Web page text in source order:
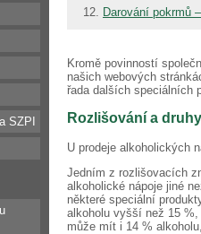
SZPI
Darování pokrmů
Kromě povinností
našich webových
řada dalších speciálních
Rozlišování a
U prodeje alkoholických
Jedním z rozlišovacích
alkoholické nápoje jiné
některé speciální
alkoholu vyšší než 15 %,
může mít i 14 %